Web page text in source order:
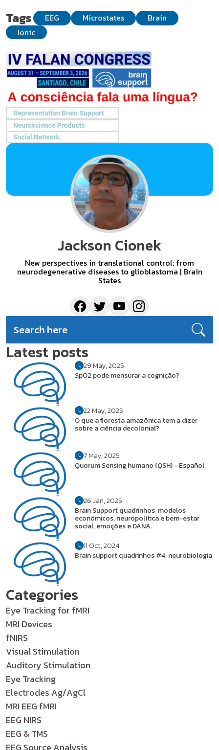
Tags EEG Microstates
Brain
Ionic
Jackson Cionek
New perspectives in translational control: from
neurodegenerative diseases to glioblastoma | Brain
States
Latest posts
29 May, 2025
SpO2 pode mensurar a cognição?
22 May, 2025
O que a floresta amazônica tem a dizer
sobre a ciência decolonial?
7 May, 2025
Quorum Sensing humano (QSH) - Español
26 Jan, 2025
Brain Support quadrinhos: modelos
econômicos, neuropolítica e bem-estar
social, emoções e DANA.
11 Oct, 2024
Brain support quadrinhos #4: neurobiologia
Categories
Eye Tracking for fMRI
MRI Devices
fNIRS
Visual Stimulation
Auditory Stimulation
Eye Tracking
Electrodes Ag/AgCl
MRI EEG fMRI
EEG NIRS
EEG & TMS
EEG Source Analysis